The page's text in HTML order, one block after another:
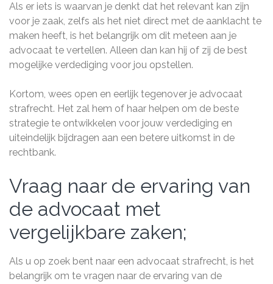
Als er iets is waarvan je denkt dat het relevant kan zijn
voor je zaak, zelfs als het niet direct met de aanklacht te
maken heeft, is het belangrijk om dit meteen aan je
advocaat te vertellen. Alleen dan kan hij of zij de best
mogelijke verdediging voor jou opstellen.
Kortom, wees open en eerlijk tegenover je advocaat
strafrecht. Het zal hem of haar helpen om de beste
strategie te ontwikkelen voor jouw verdediging en
uiteindelijk bijdragen aan een betere uitkomst in de
rechtbank.
Vraag naar de ervaring van
de advocaat met
vergelijkbare zaken;
Als u op zoek bent naar een advocaat strafrecht, is het
belangrijk om te vragen naar de ervaring van de